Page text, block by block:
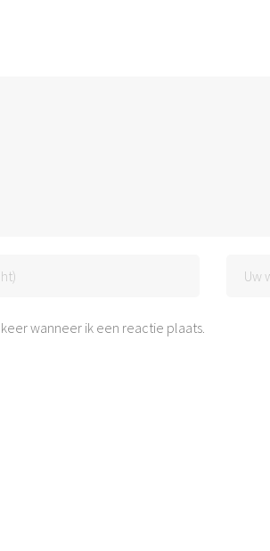
wanneer ik een reactie plaats.